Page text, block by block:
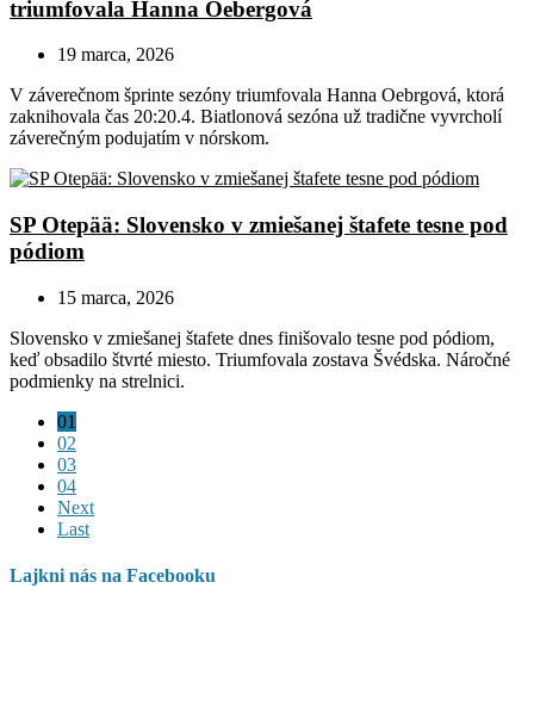
triumfovala Hanna Oebergová
19 marca, 2026
V záverečnom šprinte sezóny triumfovala Hanna Oebrgová, ktorá
zaknihovala čas 20:20.4. Biatlonová sezóna už tradične vyvrcholí
záverečným podujatím v nórskom.
SP Otepää: Slovensko v zmiešanej štafete tesne pod
pódiom
15 marca, 2026
Slovensko v zmiešanej štafete dnes finišovalo tesne pod pódiom,
keď obsadilo štvrté miesto. Triumfovala zostava Švédska. Náročné
podmienky na strelnici.
01
02
03
04
Next
Last
Lajkni nás na Facebooku